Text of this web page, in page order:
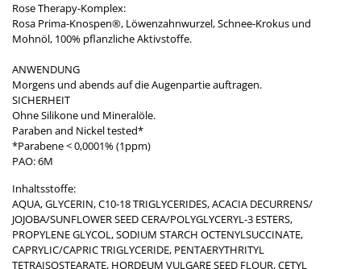
Rose Therapy-Komplex:
Rosa Prima-Knospen®, Löwenzahnwurzel, Schnee-Krokus und
Mohnöl, 100% pflanzliche Aktivstoffe.
ANWENDUNG
​Morgens und abends auf die Augenpartie auftragen.
SICHERHEIT
​Ohne Silikone und Mineralöle.
Paraben and Nickel tested*
*Parabene < 0,0001% (1ppm)
PAO: 6M
Inhaltsstoffe:
AQUA, GLYCERIN, C10-18 TRIGLYCERIDES, ACACIA DECURRENS/
JOJOBA/SUNFLOWER SEED CERA/POLYGLYCERYL-3 ESTERS,
PROPYLENE GLYCOL, SODIUM STARCH OCTENYLSUCCINATE,
CAPRYLIC/CAPRIC TRIGLYCERIDE, PENTAERYTHRITYL
TETRAISOSTEARATE, HORDEUM VULGARE SEED FLOUR, CETYL